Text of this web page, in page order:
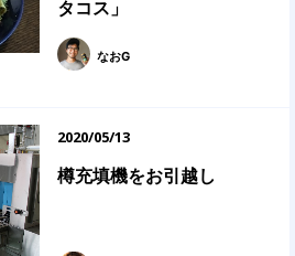
タコス」
なおG
2020/05/13
樽充填機をお引越し